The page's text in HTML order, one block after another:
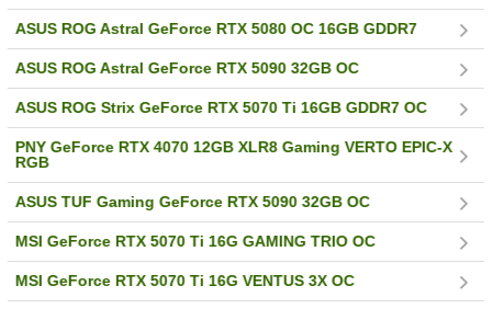
ASUS ROG Astral GeForce RTX 5080 OC 16GB GDDR7
ASUS ROG Astral GeForce RTX 5090 32GB OC
ASUS ROG Strix GeForce RTX 5070 Ti 16GB GDDR7 OC
PNY GeForce RTX 4070 12GB XLR8 Gaming VERTO EPIC-X
RGB
ASUS TUF Gaming GeForce RTX 5090 32GB OC
MSI GeForce RTX 5070 Ti 16G GAMING TRIO OC
MSI GeForce RTX 5070 Ti 16G VENTUS 3X OC